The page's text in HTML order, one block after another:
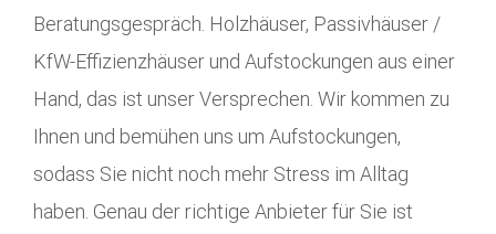
Beratungsgespräch. Holzhäuser, Passivhäuser /
KfW-Effizienzhäuser und Aufstockungen aus einer
Hand, das ist unser Versprechen. Wir kommen zu
Ihnen und bemühen uns um Aufstockungen,
sodass Sie nicht noch mehr Stress im Alltag
haben. Genau der richtige Anbieter für Sie ist